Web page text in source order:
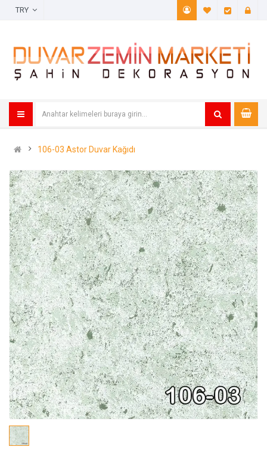
A. Listem
106-03 Astor Duvar Kağıdı